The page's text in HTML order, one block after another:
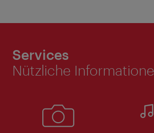
Services
Nützliche